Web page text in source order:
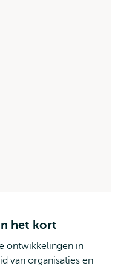
het kort
ontwikkelingen in
van organisaties en